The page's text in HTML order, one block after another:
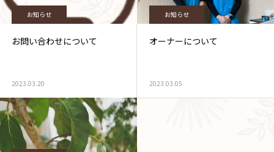
お知らせ
お問い合わせについて
2023.03.20
お知らせ
オーナーについて
2023.03.05